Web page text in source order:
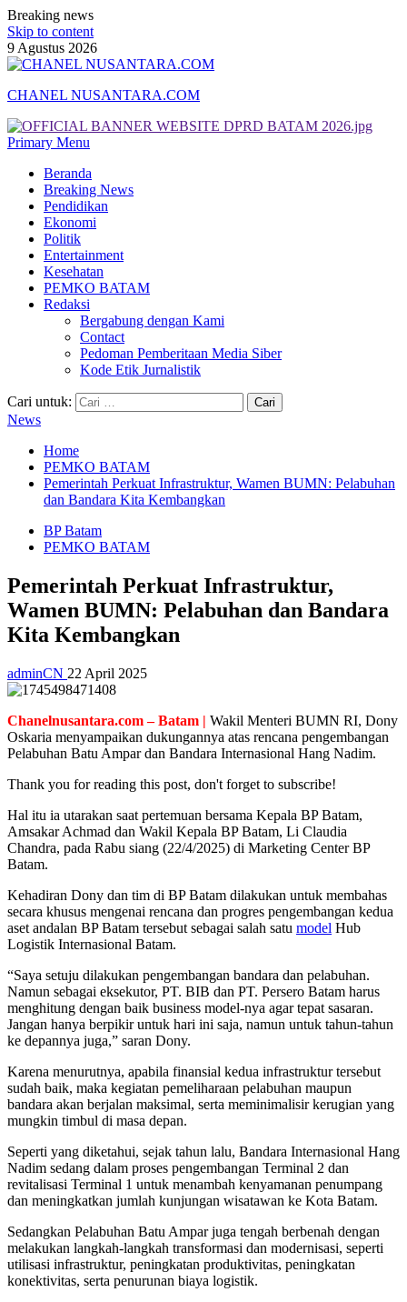
Breaking news
Skip to content
9 Agustus 2026
CHANEL NUSANTARA.COM
Primary Menu
Beranda
Breaking News
Pendidikan
Ekonomi
Politik
Entertainment
Kesehatan
PEMKO BATAM
Redaksi
Bergabung dengan Kami
Contact
Pedoman Pemberitaan Media Siber
Kode Etik Jurnalistik
Cari untuk:
News
Home
PEMKO BATAM
Pemerintah Perkuat Infrastruktur, Wamen BUMN: Pelabuhan
dan Bandara Kita Kembangkan
BP Batam
PEMKO BATAM
Pemerintah Perkuat Infrastruktur,
Wamen BUMN: Pelabuhan dan Bandara
Kita Kembangkan
adminCN 22 April 2025
Chanelnusantara.com – Batam | Wakil Menteri BUMN RI, Dony
Oskaria menyampaikan dukungannya atas rencana pengembangan
Pelabuhan Batu Ampar dan Bandara Internasional Hang Nadim.
Thank you for reading this post, don't forget to subscribe!
Hal itu ia utarakan saat pertemuan bersama Kepala BP Batam,
Amsakar Achmad dan Wakil Kepala BP Batam, Li Claudia
Chandra, pada Rabu siang (22/4/2025) di Marketing Center BP
Batam.
Kehadiran Dony dan tim di BP Batam dilakukan untuk membahas
secara khusus mengenai rencana dan progres pengembangan kedua
aset andalan BP Batam tersebut sebagai salah satu model Hub
Logistik Internasional Batam.
“Saya setuju dilakukan pengembangan bandara dan pelabuhan.
Namun sebagai eksekutor, PT. BIB dan PT. Persero Batam harus
menghitung dengan baik business model-nya agar tepat sasaran.
Jangan hanya berpikir untuk hari ini saja, namun untuk tahun-tahun
ke depannya juga,” saran Dony.
Karena menurutnya, apabila finansial kedua infrastruktur tersebut
sudah baik, maka kegiatan pemeliharaan pelabuhan maupun
bandara akan berjalan maksimal, serta meminimalisir kerugian yang
mungkin timbul di masa depan.
Seperti yang diketahui, sejak tahun lalu, Bandara Internasional Hang
Nadim sedang dalam proses pengembangan Terminal 2 dan
revitalisasi Terminal 1 untuk menambah kenyamanan penumpang
dan meningkatkan jumlah kunjungan wisatawan ke Kota Batam.
Sedangkan Pelabuhan Batu Ampar juga tengah berbenah dengan
melakukan langkah-langkah transformasi dan modernisasi, seperti
utilisasi infrastruktur, peningkatan produktivitas, peningkatan
konektivitas, serta penurunan biaya logistik.